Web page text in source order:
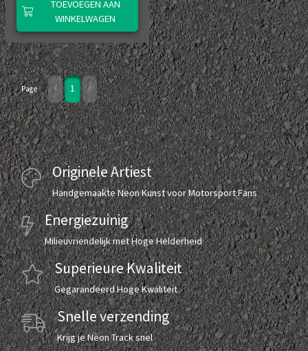
TOEVOEGEN AAN
WINKELWAGEN
Page 1
Originele Artiest
Handgemaakte Neon Kunst voor Motorsport Fans
Energiezuinig
Milieuvriendelijk met Hoge Helderheid
Superieure Kwaliteit
Gegarandeerd Hoge Kwaliteit
Snelle verzending
Krijg je Neon Track snel